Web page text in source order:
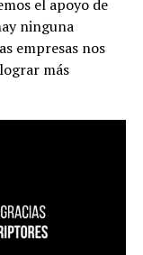
el apoyo de
ninguna
empresas nos
más